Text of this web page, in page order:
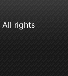
All rights